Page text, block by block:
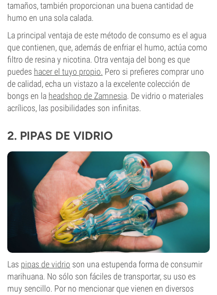
tamaños, también proporcionan una buena cantidad de
humo en una sola calada.
La principal ventaja de este método de consumo es el agua
que contienen, que, además de enfriar el humo, actúa como
filtro de resina y nicotina. Otra ventaja del bong es que
puedes hacer el tuyo propio. Pero si prefieres comprar uno
de calidad, echa un vistazo a la excelente colección de
bongs en la headshop de Zamnesia. De vidrio o materiales
acrílicos, las posibilidades son infinitas.
2. PIPAS DE VIDRIO
Las pipas de vidrio son una estupenda forma de consumir
marihuana. No sólo son fáciles de transportar, su uso es
muy sencillo. Por no mencionar que vienen en diversos